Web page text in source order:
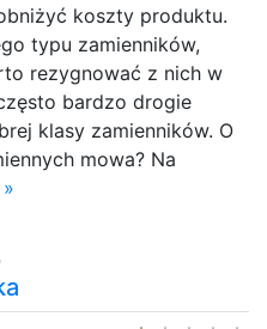
koszty produktu.
typu zamienników,
rezygnować z nich w
bardzo drogie
klasy zamienników. O
mowa? Na